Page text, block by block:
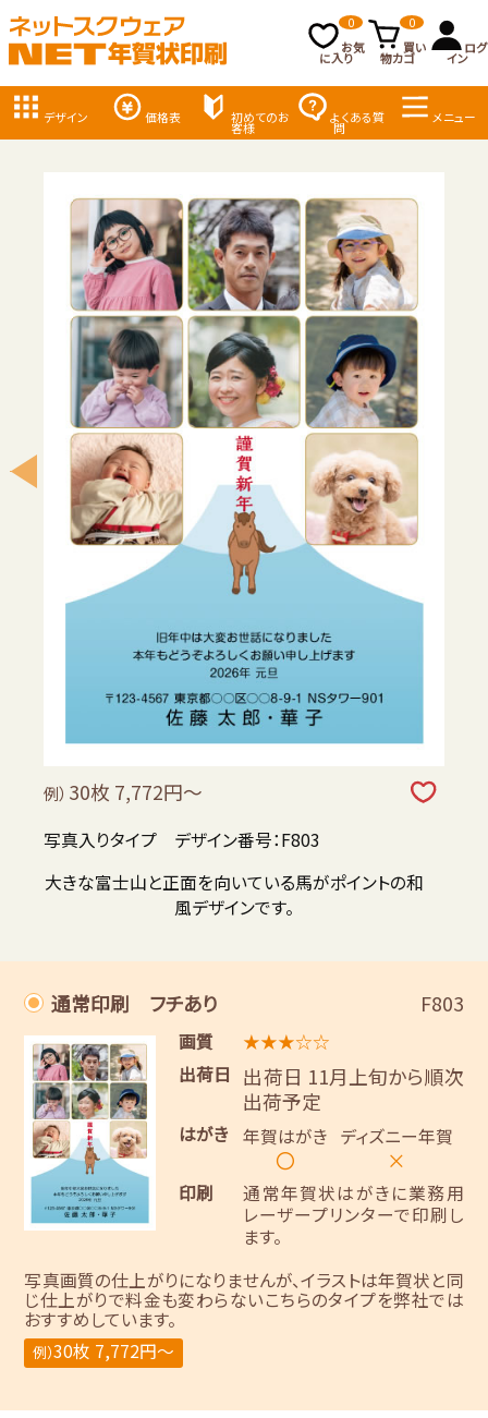
お気
に入り
0
買い
物カゴ
0
ログ
イン
デザイン 価格表 初めてのお
客様
よくある質
問
メニュー
例） 30枚 7,772円～
写真入りタイプ デザイン番号：F803
大きな富士山と正面を向いている馬がポイントの和
風デザインです。
通常印刷 フチあり F803
画質
★★★☆☆
出荷日
出荷日 11月上旬から順次
出荷予定
はがき 年賀はがき
〇
ディズニー年賀
×
印刷
通常年賀状はがきに業務用
レーザープリンターで印刷し
ます。
写真画質の仕上がりになりませんが、イラストは年賀状と同
じ仕上がりで料金も変わらないこちらのタイプを弊社では
おすすめしています。
例）30枚 7,772円～